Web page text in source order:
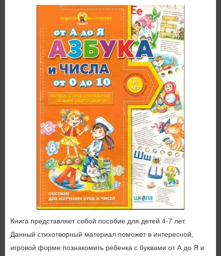
Книга представляет собой пособие для детей 4-7 лет.
Данный стихотворный материал помо­жет в интересной,
игровой форме познакомить ребенка с буквами от А до Я и